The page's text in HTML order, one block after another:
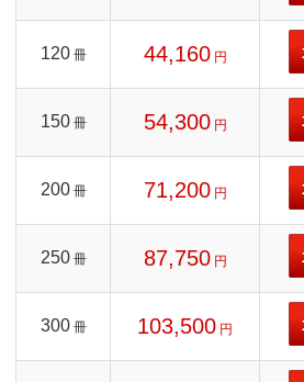
120 冊 44,160 円
150 冊 54,300 円
200 冊 71,200 円
250 冊 87,750 円
300 冊 103,500 円